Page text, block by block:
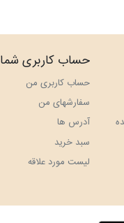
حساب کاربری شما
حساب کاربری من
سفارش‎های من
آدرس ها
سبد خرید
لیست مورد علاقه